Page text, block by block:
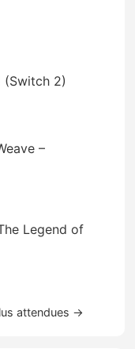
(Switch 2)
–
Legend of
attendues →